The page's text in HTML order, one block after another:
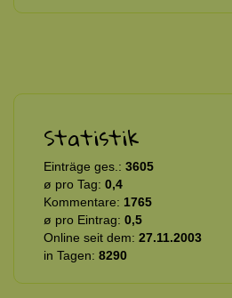
Statistik
Einträge ges.: 3605
ø pro Tag: 0,4
Kommentare: 1765
ø pro Eintrag: 0,5
Online seit dem: 27.11.2003
in Tagen: 8290